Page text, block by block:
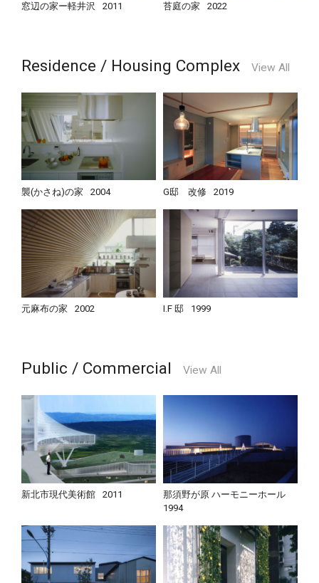
窓辺の家ー軽井沢 2011 苔庭の家 2022
Residence / Housing Complex View All
襲(かさね)の家 2004 G邸 改修 2019
元麻布の家 2002 I.F 邸 1999
Public / Commercial View All
新北市現代美術館 2011
那須野が原 ハーモニーホール
1994